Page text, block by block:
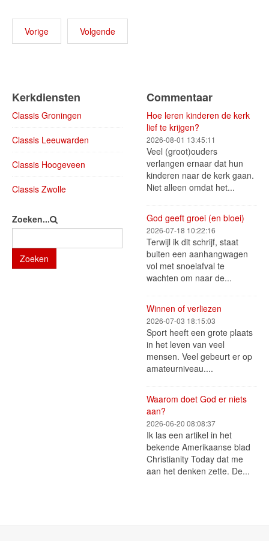
Vorige Volgende
Kerkdiensten
Classis Groningen
Classis Leeuwarden
Classis Hoogeveen
Classis Zwolle
Zoeken...
Zoeken
Commentaar
Hoe leren kinderen de kerk
lief te krijgen?
2026-08-01 13:45:11
Veel (groot)ouders
verlangen ernaar dat hun
kinderen naar de kerk gaan.
Niet alleen omdat het...
God geeft groei (en bloei)
2026-07-18 10:22:16
Terwijl ik dit schrijf, staat
buiten een aanhangwagen
vol met snoeiafval te
wachten om naar de...
Winnen of verliezen
2026-07-03 18:15:03
Sport heeft een grote plaats
in het leven van veel
mensen. Veel gebeurt er op
amateurniveau....
Waarom doet God er niets
aan?
2026-06-20 08:08:37
Ik las een artikel in het
bekende Amerikaanse blad
Christianity Today dat me
aan het denken zette. De...